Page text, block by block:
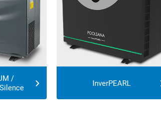
/
InverPEARL